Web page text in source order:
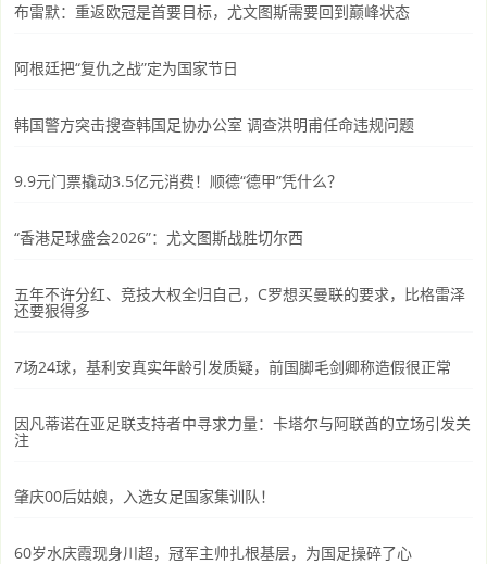
布雷默：重返欧冠是首要目标，尤文图斯需要回到巅峰状态
阿根廷把“复仇之战”定为国家节日
韩国警方突击搜查韩国足协办公室 调查洪明甫任命违规问题
9.9元门票撬动3.5亿元消费！顺德“德甲”凭什么？
“香港足球盛会2026”：尤文图斯战胜切尔西
五年不许分红、竞技大权全归自己，C罗想买曼联的要求，比格雷泽
还要狠得多
7场24球，基利安真实年龄引发质疑，前国脚毛剑卿称造假很正常
因凡蒂诺在亚足联支持者中寻求力量：卡塔尔与阿联酋的立场引发关
注
肇庆00后姑娘，入选女足国家集训队！
60岁水庆霞现身川超，冠军主帅扎根基层，为国足操碎了心